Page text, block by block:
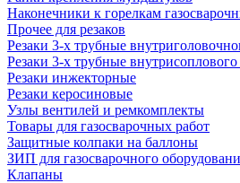
Наконечники к горелкам
Прочее для резаков
Резаки 3-х трубные
Резаки 3-х трубные
Резаки инжекторные
Резаки керосиновые
Узлы вентилей и ремкомплекты
Товары для газосварочных работ
Защитные колпаки на баллоны
ЗИП для газосварочного
Клапаны